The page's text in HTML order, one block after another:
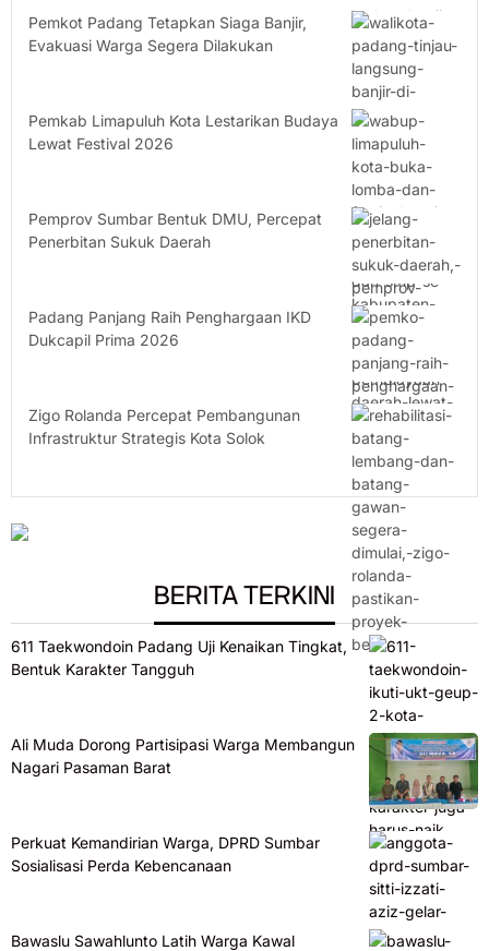
Pemkot Padang Tetapkan Siaga Banjir,
Evakuasi Warga Segera Dilakukan
Pemkab Limapuluh Kota Lestarikan Budaya
Lewat Festival 2026
Pemprov Sumbar Bentuk DMU, Percepat
Penerbitan Sukuk Daerah
Padang Panjang Raih Penghargaan IKD
Dukcapil Prima 2026
Zigo Rolanda Percepat Pembangunan
Infrastruktur Strategis Kota Solok
BERITA TERKINI
611 Taekwondoin Padang Uji Kenaikan Tingkat,
Bentuk Karakter Tangguh
Ali Muda Dorong Partisipasi Warga Membangun
Nagari Pasaman Barat
Perkuat Kemandirian Warga, DPRD Sumbar
Sosialisasi Perda Kebencanaan
Bawaslu Sawahlunto Latih Warga Kawal